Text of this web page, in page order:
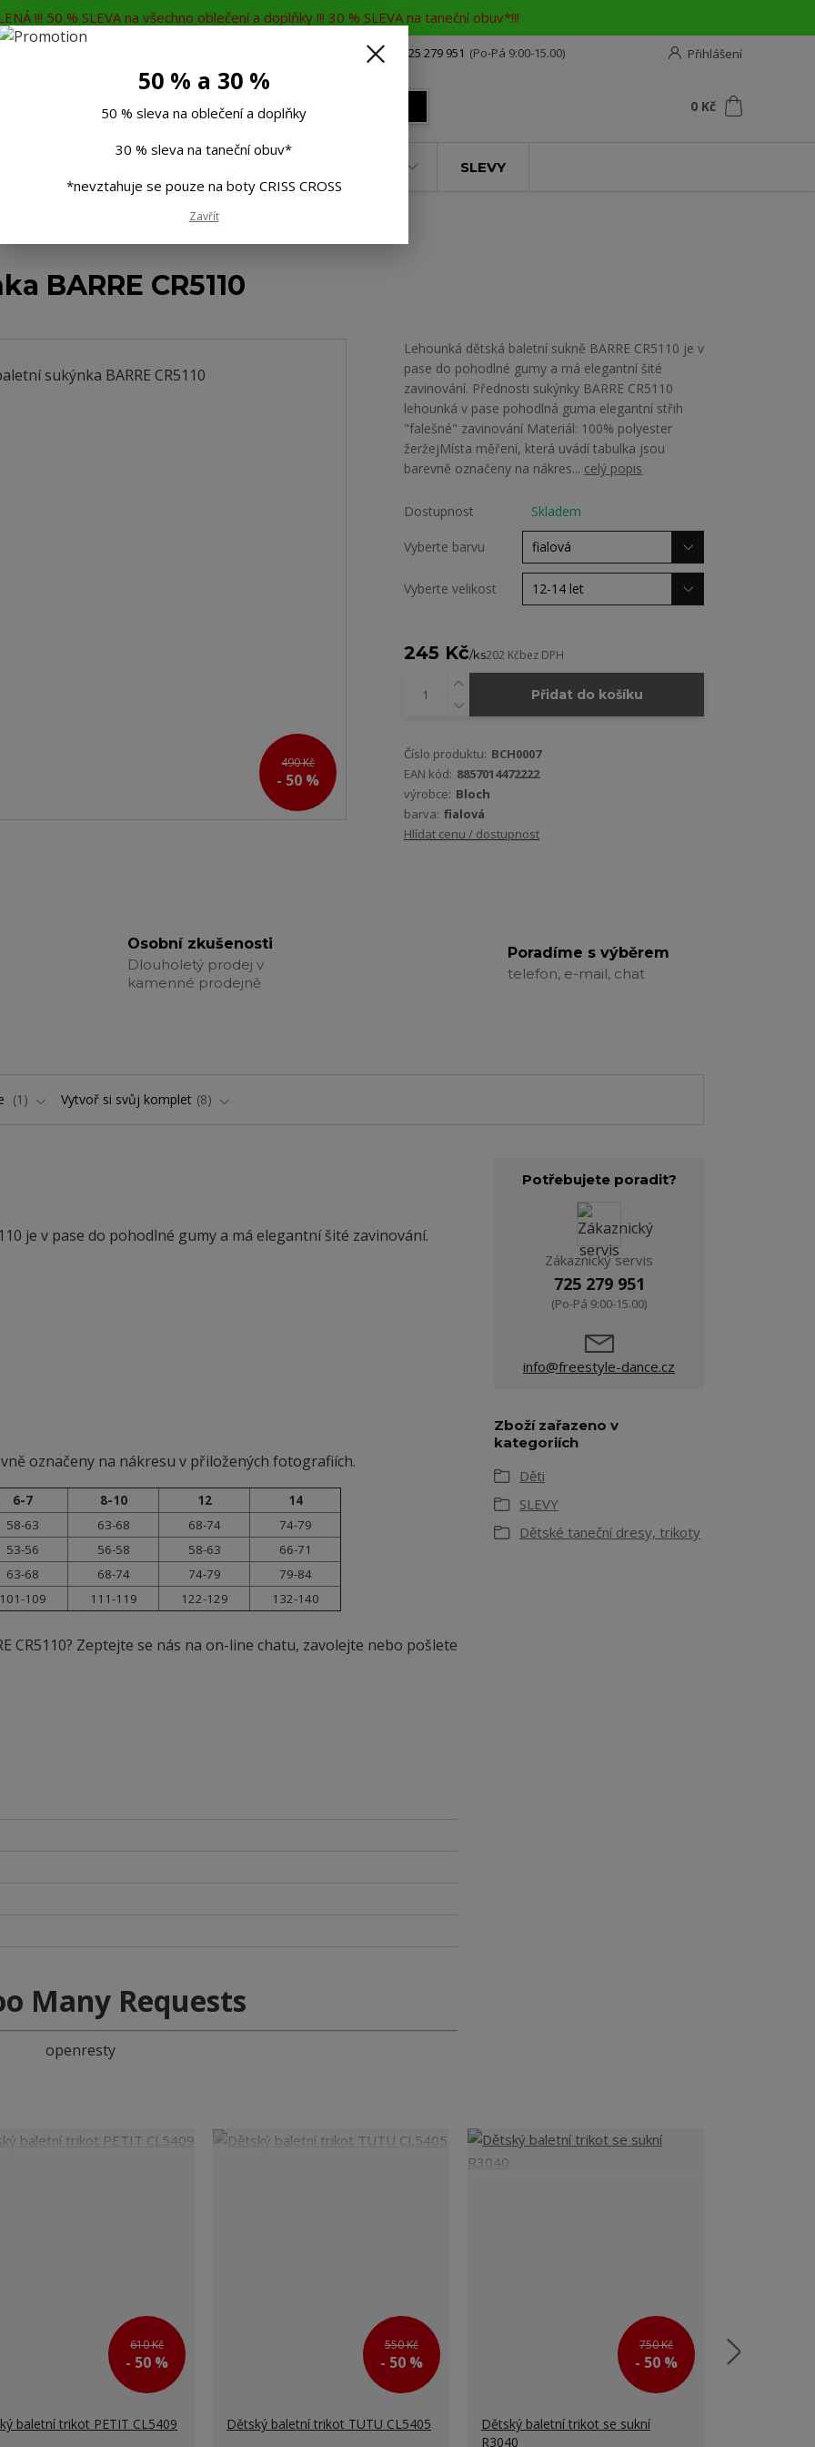
!!! 50 % SLEVA na všechno oblečení a doplňky !!! 30 % SLEVA na taneční obuv*!!!
Přihlášení
Rádi Vám poradíme 725 279 951 (Po-Pá 9:00-15.00)
0 Kč
SLEVY
BARRE CR5110
490 Kč
- 50 %
Lehounká dětská baletní sukně BARRE CR5110 je v
pase do pohodlné gumy a má elegantní šité
zavinování. Přednosti sukýnky BARRE CR5110
lehounká v pase pohodlná guma elegantní střih
"falešné" zavinování Materiál: 100% polyester
žeržejMísta měření, která uvádí tabulka jsou
barevně označeny na nákres... celý popis
Dostupnost Skladem
Vyberte barvu
Vyberte velikost
245 Kč/ks202 Kčbez DPH
Přidat do košíku
Číslo produktu: BCH0007
EAN kód: 8857014472222
výrobce: Bloch
barva: fialová
Hlídat cenu / dostupnost
Osobní zkušenosti
Dlouholetý prodej v
kamenné prodejně
Poradíme s výběrem
telefon, e-mail, chat
1 Vytvoř si svůj komplet 8
je v pase do pohodlné gumy a má elegantní šité zavinování.
označeny na nákresu v přiložených fotografiích.
6-7 8-10 12
14
58-63
63-68 68-74
74-79
53-56
56-58 58-63
66-71
63-68
68-74 74-79
79-84
109
111-119 122-129 132-140
CR5110? Zeptejte se nás na on-line chatu, zavolejte nebo pošlete
Many Requests
openresty
Potřebujete poradit?
Zákaznický servis
725 279 951
(Po-Pá 9:00-15.00)
info@freestyle-dance.cz
Zboží zařazeno v
kategoriích
Děti
SLEVY
Dětské taneční dresy, trikoty
610 Kč
- 50 %
baletní trikot PETIT CL5409
550 Kč
- 50 %
Dětský baletní trikot TUTU CL5405
750 Kč
- 50 %
Dětský baletní trikot se sukní
R3040
50 % a 30 %
50 % sleva na oblečení a doplňky
30 % sleva na taneční obuv*
*nevztahuje se pouze na boty CRISS CROSS
Zavřít